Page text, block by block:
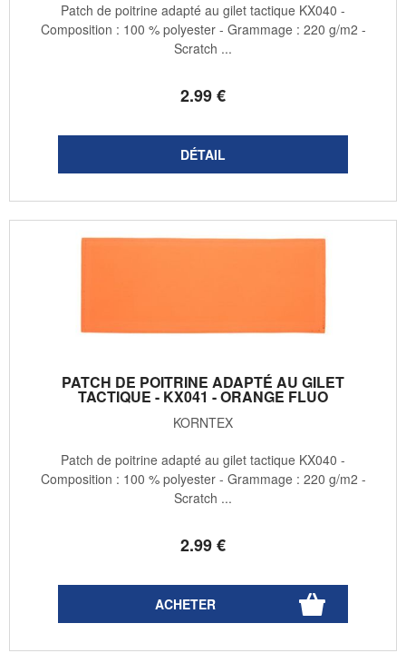
2.99€
Patch de poitrine adapté au gilet tactique KX040 -
Composition : 100 % polyester - Grammage : 220 g/m2 -
Scratch ...
PATCH DE POITRINE ADAPTÉ AU GILET
TACTIQUE - KX041 - ORANGE FLUO
KORNTEX
2.99€
Patch de poitrine adapté au gilet tactique KX040 -
Composition : 100 % polyester - Grammage : 220 g/m2 -
Scratch ...